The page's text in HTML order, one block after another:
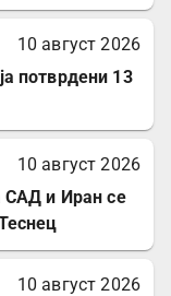
10 август 2026
потврдени 13
10 август 2026
САД и Иран се
10 август 2026